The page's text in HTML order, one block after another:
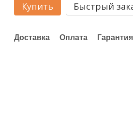
Купить Быстрый
Доставка Оплата Гарантия